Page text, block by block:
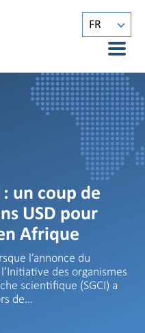
FR
: un coup de
USD pour
Afrique
l’annonce du
des organismes
scientifique (SGCI) a
de…